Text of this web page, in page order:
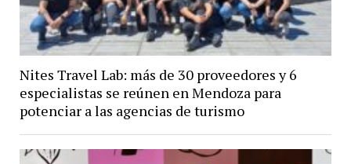
Nites Travel Lab: más de 30 proveedores y 6
especialistas se reúnen en Mendoza para
potenciar a las agencias de turismo